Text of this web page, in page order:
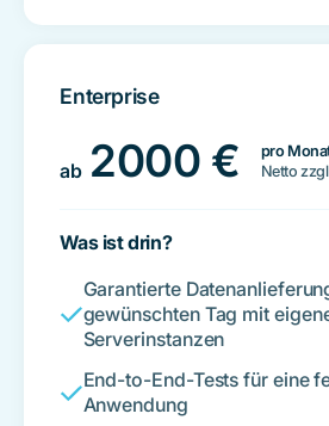
Enterprise
ab 2000 €
pro
Netto
Was ist drin?
Garantierte
gewünschten Tag mit
Serverinstanzen
End-to-End-Tests für eine
Anwendung